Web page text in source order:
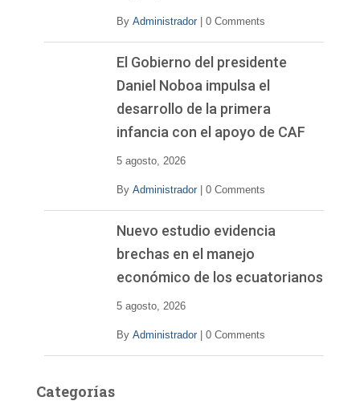
By Administrador 0 Comments
El Gobierno del presidente
Daniel Noboa impulsa el
desarrollo de la primera
infancia con el apoyo de CAF
5 agosto, 2026
By Administrador 0 Comments
Nuevo estudio evidencia
brechas en el manejo
económico de los ecuatorianos
5 agosto, 2026
By Administrador 0 Comments
Categorías